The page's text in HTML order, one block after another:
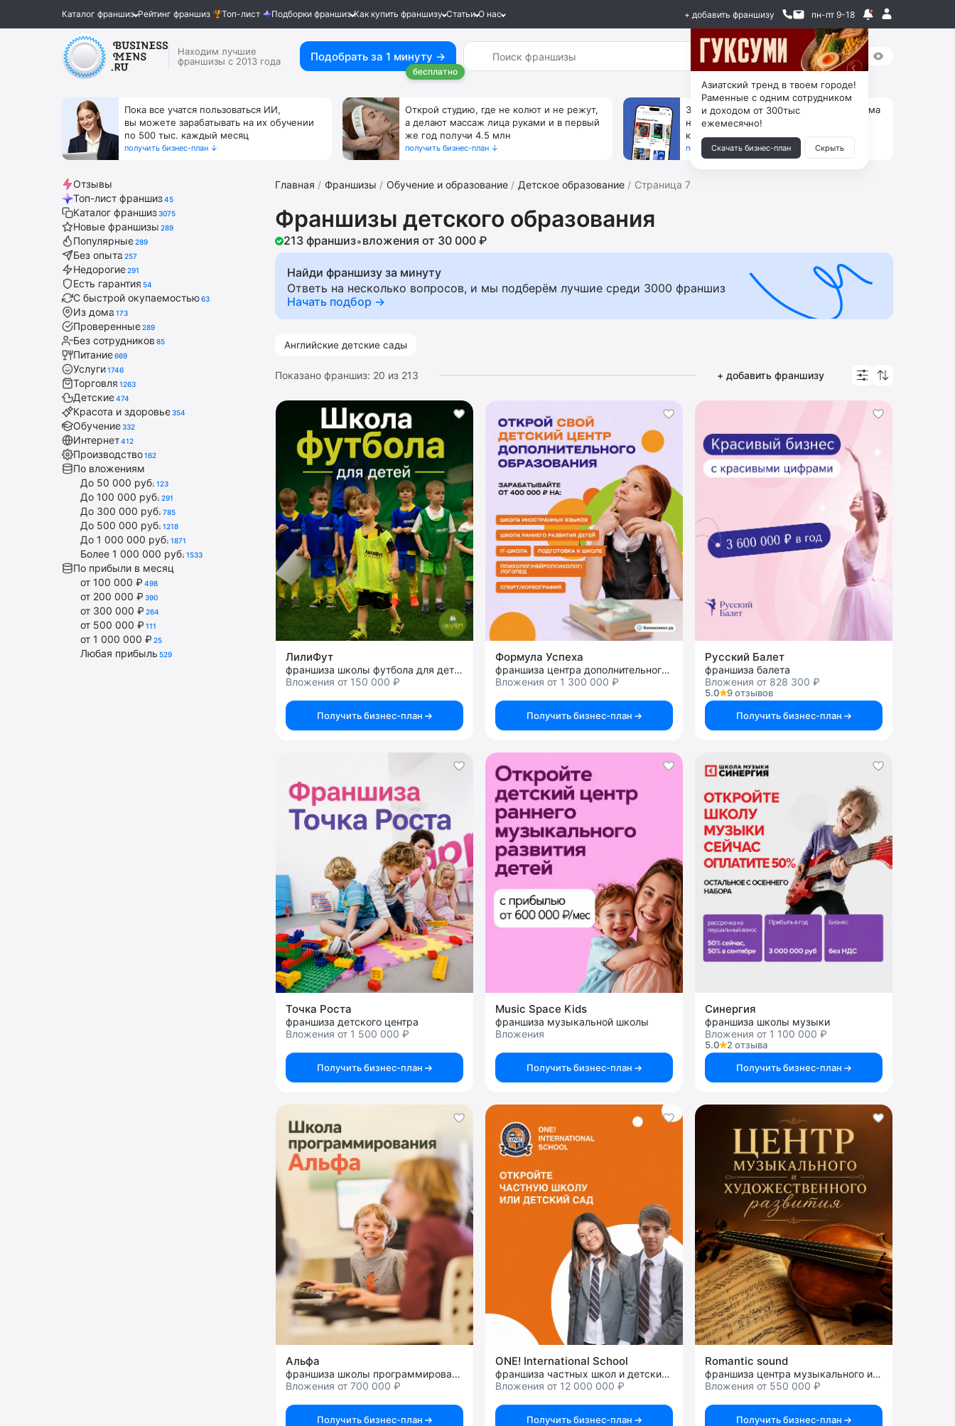
Каталог франшиз Рейтинг франшиз Топ-лист Подборки франшиз Как купить франшизу Статьи О нас + добавить франшизу пн-пт 9-18
Находим лучшие
франшизы с 2013 года
Подобрать за 1 минуту →
бесплатно
Пока все учатся пользоваться ИИ,
вы можете зарабатывать на их обучении
по 500 тыс. каждый месяц
получить бизнес-план ↓
Открой студию, где не колют и не режут,
а делают массаж лица руками и в первый
же год получи 4.5 млн
получить бизнес-план ↓
За 90 тыс. открой магазин на Авито, дома
ни коробок, ни товара, ни склада, зато
каждый месяц +125 тыс. чистыми
получить бизнес-план ↓
Отзывы
Топ-лист франшиз45
Каталог франшиз3075
Новые франшизы 289
Популярные289
Без опыта 257
Недорогие291
Есть гарантия 54
С быстрой окупаемостью63
Из дома 173
Проверенные289
Без сотрудников 85
Питание669
Услуги1746
Торговля 1263
Детские474
Красота и здоровье354
Обучение332
Интернет412
Производство162
По вложениям
До 50 000 руб. 123
До 100 000 руб. 291
До 300 000 руб. 785
До 500 000 руб. 1218
До 1 000 000 руб. 1871
Более 1 000 000 руб. 1533
По прибыли в месяц
от 100 000 ₽ 498
от 200 000 ₽ 390
от 300 000 ₽ 264
от 500 000 ₽ 111
от 1 000 000 ₽ 25
Любая прибыль 529
Главная Франшизы Обучение и образование Детское образование Страница 7
Франшизы детского образования
213 франшиз•вложения от 30 000 ₽
Найди франшизу за минуту
Ответь на несколько вопросов, и мы подберём лучшие среди 3000 франшиз
Начать подбор →
Английские детские сады
Показано франшиз: 20 из 213 + добавить франшизу
ЛилиФут
франшиза школы футбола для детей
Вложения от 150 000 ₽
Получить бизнес-план
Формула Успеха
франшиза центра дополнительного и профессионального образования
Вложения от 1 300 000 ₽
Получить бизнес-план
Русский Балет
франшиза балета
Вложения от 828 300 ₽
5.0
9 отзывов
Получить бизнес-план
Точка Роста
франшиза детского центра
Вложения от 1 500 000 ₽
Получить бизнес-план
Music Space Kids
франшиза музыкальной школы
Вложения
Получить бизнес-план
Синергия
франшиза школы музыки
Вложения от 1 100 000 ₽
5.0
2 отзыва
Получить бизнес-план
Альфа
франшиза школы программирования для детей
Вложения от 700 000 ₽
Получить бизнес-план
ONE! International School
франшиза частных школ и детских садов
Вложения от 12 000 000 ₽
Получить бизнес-план
Romantic sound
франшиза центра музыкального и художественного развития
Вложения от 550 000 ₽
Получить бизнес-план
Азиатский тренд в твоем городе!
Раменные с одним сотрудником
и доходом от 300тыс
ежемесячно!
Скачать бизнес-план Скрыть